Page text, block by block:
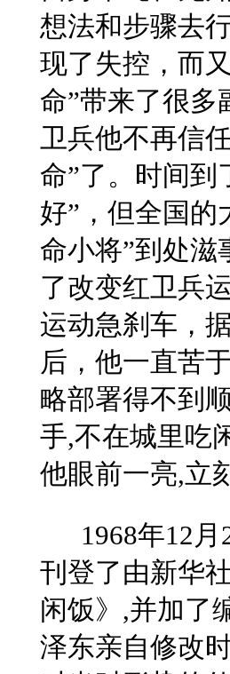
想法和步骤去
现了失控，而
命”带来了很多
卫兵他不再信
命”了。时间到
好”，但全国的
命小将”到处滋
了改变红卫兵
运动急刹车，
后，他一直苦
略部署得不到
手,不在城里吃
他眼前一亮,立
1968年12
刊登了由新华
闲饭》,并加了
泽东亲自修改